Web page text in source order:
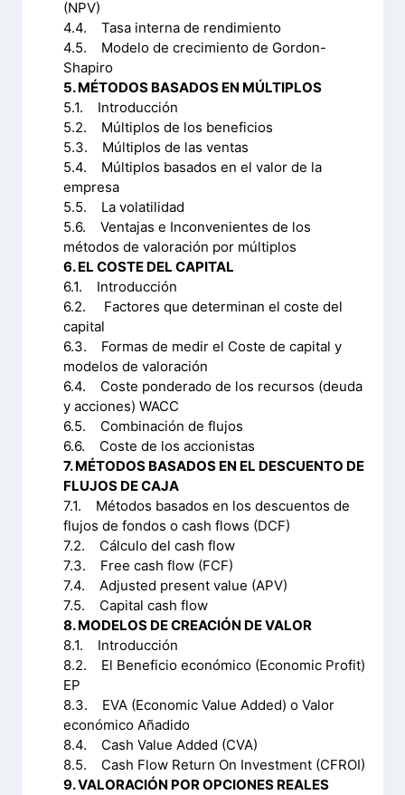
(NPV)
4.4. Tasa interna de rendimiento
4.5. Modelo de crecimiento de Gordon-
Shapiro
5. MÉTODOS BASADOS EN MÚLTIPLOS
5.1. Introducción
5.2. Múltiplos de los beneficios
5.3. Múltiplos de las ventas
5.4. Múltiplos basados en el valor de la
empresa
5.5. La volatilidad
5.6. Ventajas e Inconvenientes de los
métodos de valoración por múltiplos
6. EL COSTE DEL CAPITAL
6.1. Introducción
6.2. Factores que determinan el coste del
capital
6.3. Formas de medir el Coste de capital y
modelos de valoración
6.4. Coste ponderado de los recursos (deuda
y acciones) WACC
6.5. Combinación de flujos
6.6. Coste de los accionistas
7. MÉTODOS BASADOS EN EL DESCUENTO DE
FLUJOS DE CAJA
7.1. Métodos basados en los descuentos de
flujos de fondos o cash flows (DCF)
7.2. Cálculo del cash flow
7.3. Free cash flow (FCF)
7.4. Adjusted present value (APV)
7.5. Capital cash flow
8. MODELOS DE CREACIÓN DE VALOR
8.1. Introducción
8.2. El Beneficio económico (Economic Profit)
EP
8.3. EVA (Economic Value Added) o Valor
económico Añadido
8.4. Cash Value Added (CVA)
8.5. Cash Flow Return On Investment (CFROI)
9. VALORACIÓN POR OPCIONES REALES